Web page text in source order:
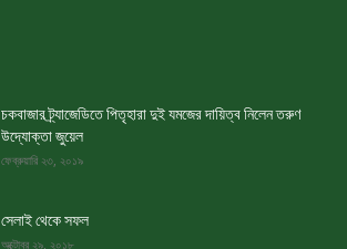
চকবাজার ট্র্যাজেডিতে পিতৃহারা দুই যমজের দায়িত্ব নিলেন তরুণ
উদ্যোক্তা জুয়েল
ফেব্রুয়ারি ২৩, ২০১৯
সেলাই থেকে সফল
অক্টোবর ২৯, ২০১৮